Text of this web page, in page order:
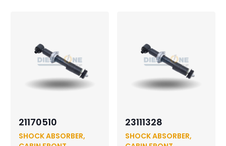
21170510
SHOCK ABSORBER,
23111328
SHOCK ABSORBER,